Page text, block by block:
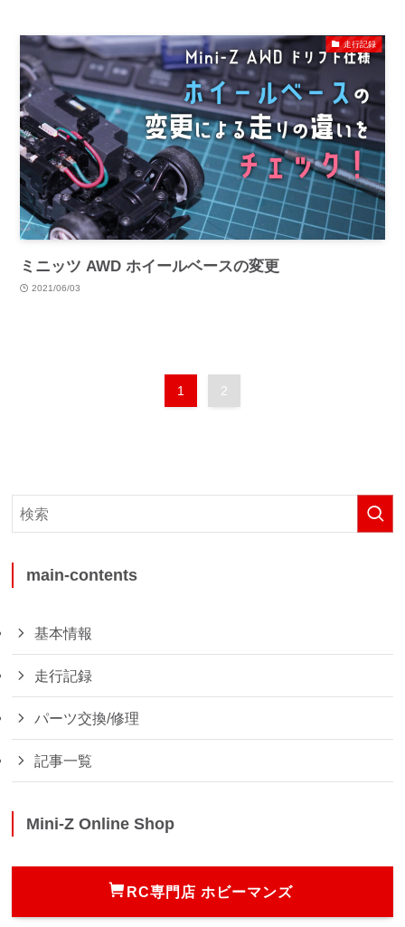
走行記録
ミニッツ AWD ホイールベースの変更
2021/06/03
1 2
main-contents
基本情報
走行記録
パーツ交換/修理
記事一覧
Mini-Z Online Shop
RC専門店 ホビーマンズ